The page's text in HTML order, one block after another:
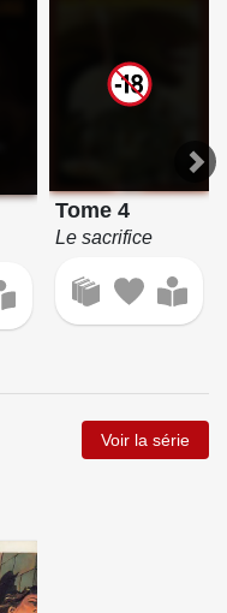
Tome 4
Le sacrifice
Voir la série